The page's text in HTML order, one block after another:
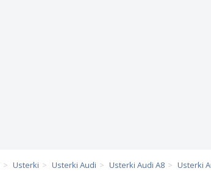
Usterki Usterki Audi Usterki Audi A8 Usterki